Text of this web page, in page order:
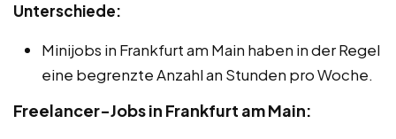
Unterschiede:
Minijobs in Frankfurt am Main haben in der Regel
eine begrenzte Anzahl an Stunden pro Woche.
Freelancer-Jobs in Frankfurt am Main: